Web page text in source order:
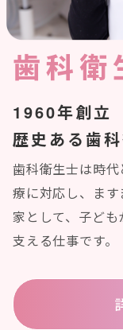
歯科衛
1960年創立
歴史ある歯
歯科衛生士は時
療に対応し、ま
家として、子ど
支える仕事です。